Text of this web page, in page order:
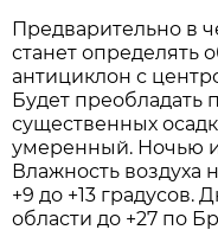
Предварительно в
станет
антициклон с
Будет преобладать
существенных
умеренный. Ночью
Влажность воздуха
+9 до +13 градусов.
области до +27 по